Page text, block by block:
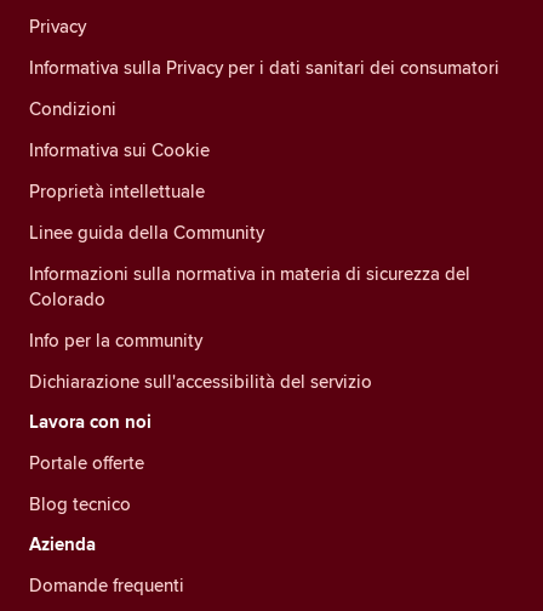
Privacy
Informativa sulla Privacy per i dati sanitari dei consumatori
Condizioni
Informativa sui Cookie
Proprietà intellettuale
Linee guida della Community
Informazioni sulla normativa in materia di sicurezza del
Colorado
Info per la community
Dichiarazione sull'accessibilità del servizio
Lavora con noi
Portale offerte
Blog tecnico
Azienda
Domande frequenti